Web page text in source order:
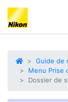
Guide de
Menu Prise
Dossier de